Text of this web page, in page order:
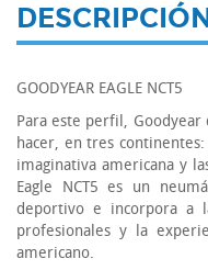
GOODYEAR EAGLE NCT5
Para este perfil,
hacer, en tres
imaginativa americana y
Eagle NCT5 es un
deportivo e incorpora a
profesionales y la
americano.